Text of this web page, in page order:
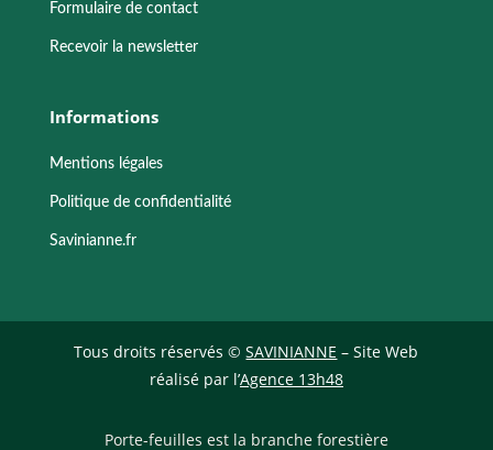
Formulaire de contact
Recevoir la newsletter
Informations
Mentions légales
Politique de confidentialité
Savinianne.fr
Tous droits réservés ©SAVINIANNE – Site Web
réalisé par l’Agence 13h48
Porte-feuilles est la branche forestière